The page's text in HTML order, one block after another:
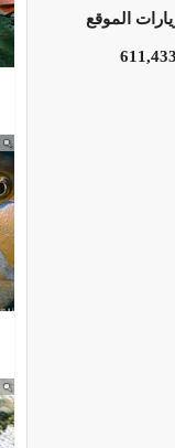
الموقع
611,433